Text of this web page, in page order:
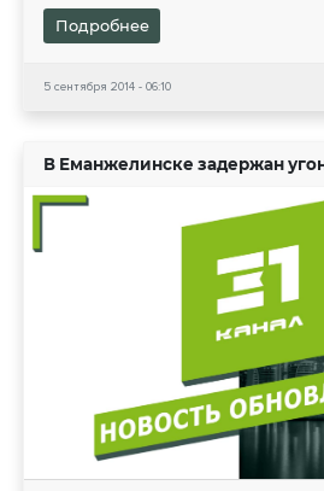
Подробнее
5 сентября 2014 - 06:10
В Еманжелинске задержан